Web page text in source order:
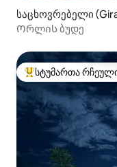
საცხოვრებელი
Ორლის ბუდე
სტუმართა რჩეული
სტუმართა